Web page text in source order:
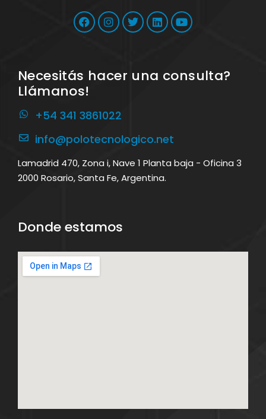
Necesitás hacer una consulta?
Llámanos!
+54 341 3861022
info@polotecnologico.net
Lamadrid 470, Zona i, Nave 1 Planta baja - Oficina 3
2000 Rosario, Santa Fe, Argentina.
Donde estamos